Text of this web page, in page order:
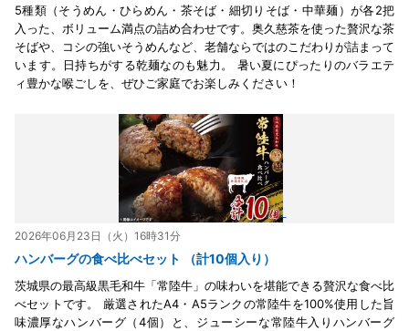
5種類（そうめん・ひらめん・茶そば・細切りそば・中華麺）が各2把
入った、ボリューム満点の詰め合わせです。奥久慈茶を使った贅沢な茶
そばや、コシの強いそうめんなど、老舗ならではのこだわりが詰まって
います。日持ちがする乾麺なのも魅力。 暑い夏にぴったりのバラエテ
ィ豊かな喉ごしを、ぜひご家庭でお楽しみください！
2026年06月23日（火）16時31分
ハンバーグの食べ比べセット （計10個入り）
茨城県の最高級黒毛和牛「常陸牛」の味わいを堪能できる贅沢な食べ比
べセットです。 厳選されたA4・A5ランクの常陸牛を100%使用した旨
味濃厚なハンバーグ（4個）と、ジューシーな常陸牛入りハンバーグ